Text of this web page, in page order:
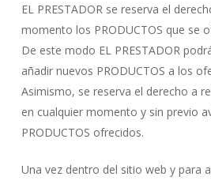
EL PRESTADOR se reserva el
momento los PRODUCTOS que se
De este modo EL PRESTADOR
añadir nuevos PRODUCTOS a los
Asimismo, se reserva el derecho a
en cualquier momento y sin previo
PRODUCTOS ofrecidos.
Una vez dentro del sitio web y para